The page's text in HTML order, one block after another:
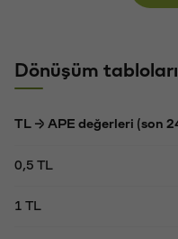
Dönüşüm tabloları
TL → APE değerleri (son
0,5 TL
1 TL